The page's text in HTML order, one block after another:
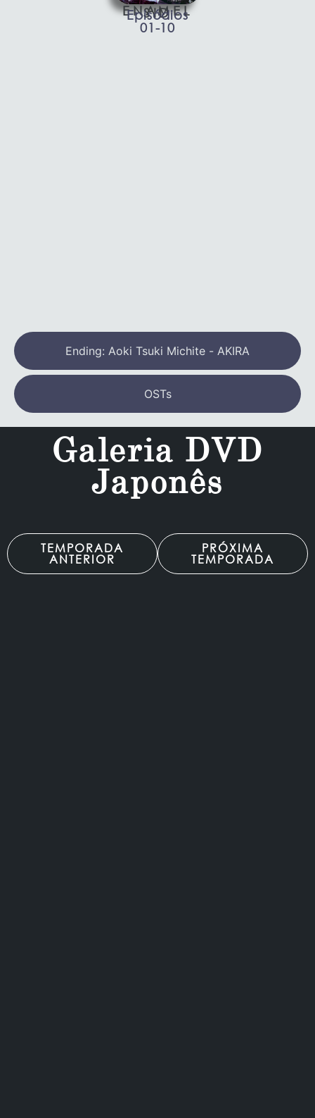
Ending: Aoki Tsuki Michite - AKIRA
OSTs
ENAMEL
SID
Episódios
01-10
Galeria DVD
Japonês
TEMPORADA
ANTERIOR
PRÓXIMA
TEMPORADA